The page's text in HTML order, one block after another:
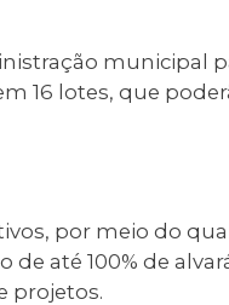
municipal
16 lotes, que
por meio do
até 100% de
projetos.